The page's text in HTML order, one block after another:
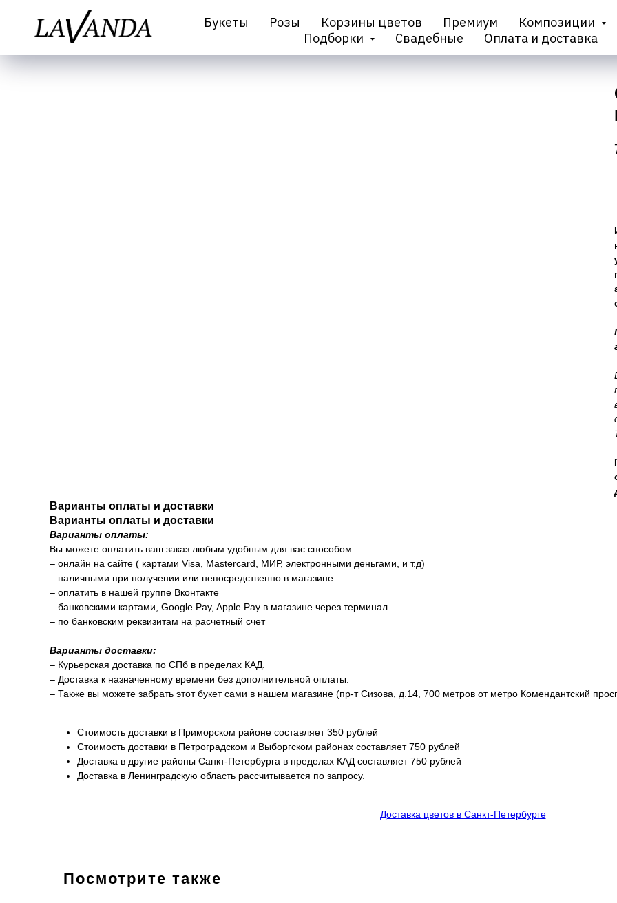
Букеты Розы Корзины цветов Премиум
Композиции
Подборки
Свадебные Оплата и доставка
Варианты оплаты и доставки
Варианты оплаты и доставки
Варианты оплаты:
Вы можете оплатить ваш заказ любым удобным для вас способом:
– онлайн на сайте ( картами Visa, Mastercard, МИР, электронными деньгами, и т.д)
– наличными при получении или непосредственно в магазине
– оплатить в нашей группе Вконтакте
– банковскими картами, Google Pay, Apple Pay в магазине через терминал
– по банковским реквизитам на расчетный счет
Варианты доставки:
– Курьерская доставка по СПб в пределах КАД.
– Доставка к назначенному времени без дополнительной оплаты.
– Также вы можете забрать этот букет сами в нашем магазине (пр-т Сизова, д.14, 700 метров от метро Комендантский
Стоимость доставки в Приморском районе составляет 350 рублей
Стоимость доставки в Петроградском и Выборгском районах составляет 750 рублей
Доставка в другие районы Санкт-Петербурга в пределах КАД составляет 750 рублей
Доставка в Ленинградскую область рассчитывается по запросу.
Доставка цветов в Санкт-Петербурге
Посмотрите также